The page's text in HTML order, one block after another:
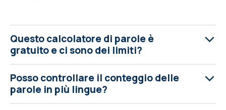
Questo calcolatore di parole è
gratuito e ci sono dei limiti?
Posso controllare il conteggio delle
parole in più lingue?